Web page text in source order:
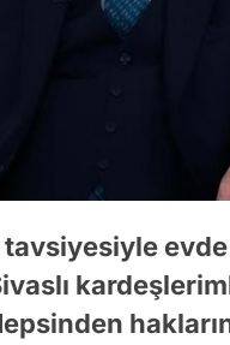
tavsiyesiyle